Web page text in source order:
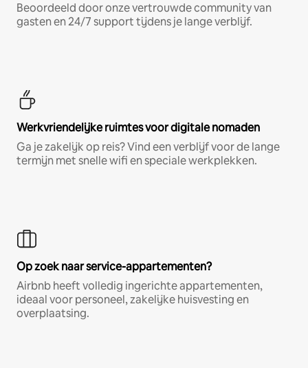
Beoordeeld door onze vertrouwde community van
gasten en 24/7 support tijdens je lange verblijf.
Werkvriendelijke ruimtes voor digitale nomaden
Ga je zakelijk op reis? Vind een verblijf voor de lange
termijn met snelle wifi en speciale werkplekken.
Op zoek naar service-appartementen?
Airbnb heeft volledig ingerichte appartementen,
ideaal voor personeel, zakelijke huisvesting en
overplaatsing.